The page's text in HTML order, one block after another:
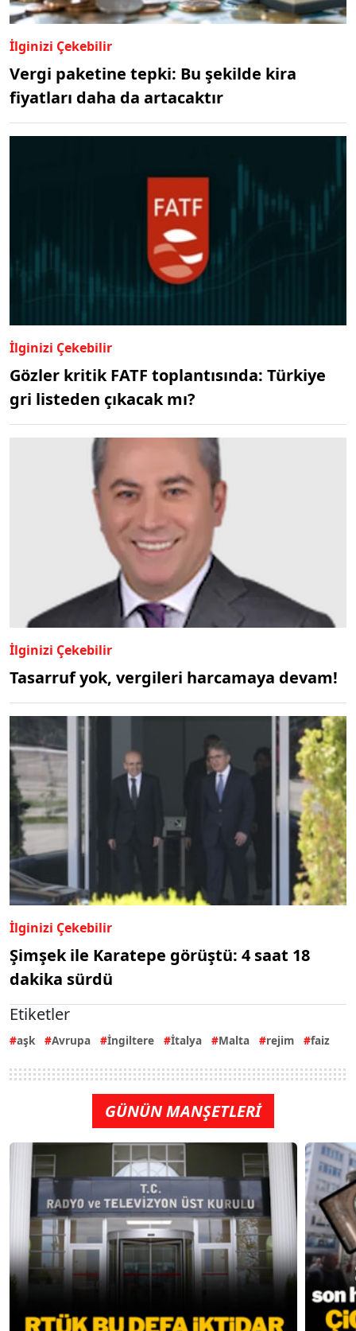
İlginizi Çekebilir
Vergi paketine tepki: Bu şekilde kira
fiyatları daha da artacaktır
İlginizi Çekebilir
Gözler kritik FATF toplantısında: Türkiye
gri listeden çıkacak mı?
İlginizi Çekebilir
Tasarruf yok, vergileri harcamaya devam!
İlginizi Çekebilir
Şimşek ile Karatepe görüştü: 4 saat 18
dakika sürdü
Etiketler
aşk Avrupa İngiltere İtalya Malta rejim faiz
GÜNÜN MANŞETLERİ